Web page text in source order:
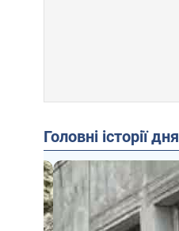
Головні історії дня